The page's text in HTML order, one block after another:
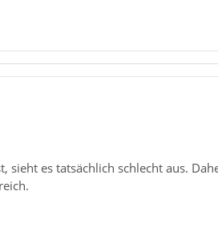
sieht es tatsächlich schlecht aus.